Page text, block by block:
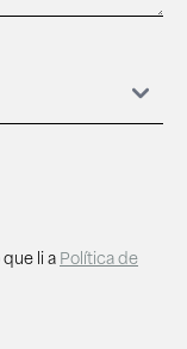
li a Política de